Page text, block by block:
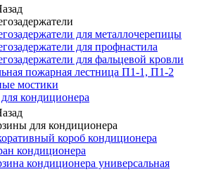
для металлочерепицы
для профнастила
для фальцевой кровли
пожарная лестница П1-1, П1-2
мостики
кондиционера
для кондиционера
короб кондиционера
кондиционера
кондиционера универсальная